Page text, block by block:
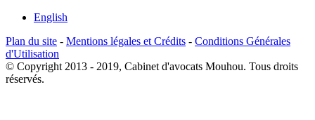
English
Plan du site - Mentions légales et Crédits - Conditions Générales
d'Utilisation
© Copyright 2013 - 2019, Cabinet d'avocats Mouhou. Tous droits
réservés.